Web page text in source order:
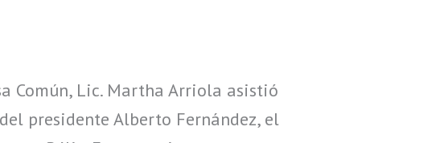
Común, Lic. Martha Arriola asistió
presidente Alberto Fernández, el